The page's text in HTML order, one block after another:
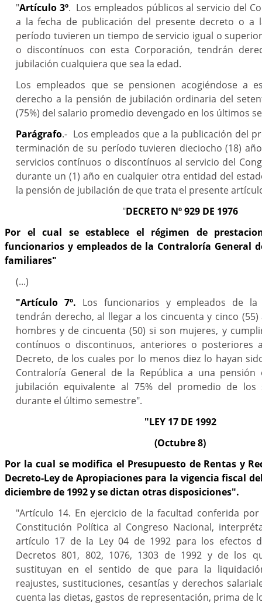
"Artículo 3º. Los empleados públicos al servicio del
a la fecha de publicación del presente decreto o a
período tuvieren un tiempo de servicio igual o
o discontínuos con esta Corporación, tendrán
jubilación cualquiera que sea la edad.
Los empleados que se pensionen acogiéndose a
derecho a la pensión de jubilación ordinaria del
(75%) del salario promedio devengado en los últimos
Parágrafo.- Los empleados que a la publicación del
terminación de su período tuvieren dieciocho (18)
servicios contínuos o discontínuos al servicio del
durante un (1) año en cualquier otra entidad del
la pensión de jubilación de que trata el presente
"DECRETO Nº 929 DE 1976
Por el cual se establece el régimen de
funcionarios y empleados de la Contraloría General
familiares"
(...)
"Artículo 7º. Los funcionarios y empleados de la
tendrán derecho, al llegar a los cincuenta y cinco
hombres y de cincuenta (50) si son mujeres, y
contínuos o discontinuos, anteriores o posteriores
Decreto, de los cuales por lo menos diez lo hayan
Contraloría General de la República a una
jubilación equivalente al 75% del promedio de los
durante el último semestre".
"LEY 17 DE 1992
(Octubre 8)
Por la cual se modifica el Presupuesto de Rentas y
Decreto-Ley de Apropiaciones para la vigencia fiscal
diciembre de 1992 y se dictan otras disposiciones".
"Artículo 14. En ejercicio de la facultad conferida
Constitución Política al Congreso Nacional,
artículo 17 de la Ley 04 de 1992 para los efectos
Decretos 801, 802, 1076, 1303 de 1992 y de los
sustituyan en el sentido de que para la
reajustes, sustituciones, cesantías y derechos
cuenta las dietas, gastos de representación, prima de